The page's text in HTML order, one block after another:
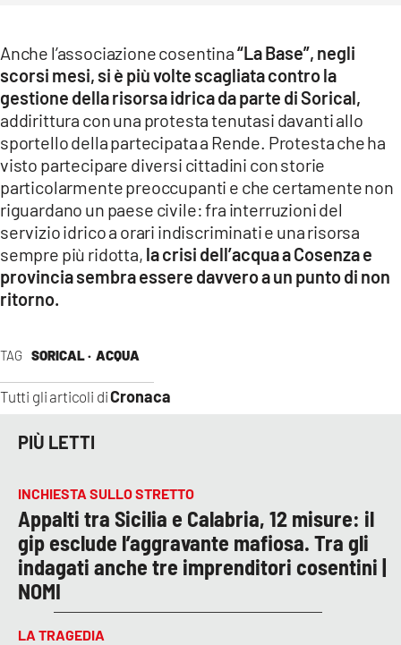
TAG SORICAL · ACQUA
Tutti gli articoli diCronaca
Anche l’associazione cosentina“La Base”, negli
scorsi mesi, si è più volte scagliata contro la
gestione della risorsa idrica da parte di Sorical,
addirittura con una protesta tenutasi davanti allo
sportello della partecipata a Rende. Protesta che ha
visto partecipare diversi cittadini con storie
particolarmente preoccupanti e che certamente non
riguardano un paese civile: fra interruzioni del
servizio idrico a orari indiscriminati e una risorsa
sempre più ridotta, la crisi dell’acqua a Cosenza e
provincia sembra essere davvero a un punto di non
ritorno.
PIÙ LETTI
INCHIESTA SULLO STRETTO
Appalti tra Sicilia e Calabria, 12 misure: il
gip esclude l’aggravante mafiosa. Tra gli
indagati anche tre imprenditori cosentini |
NOMI
LA TRAGEDIA